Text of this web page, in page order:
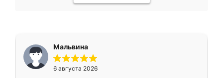
Мальвина
6 августа 2026